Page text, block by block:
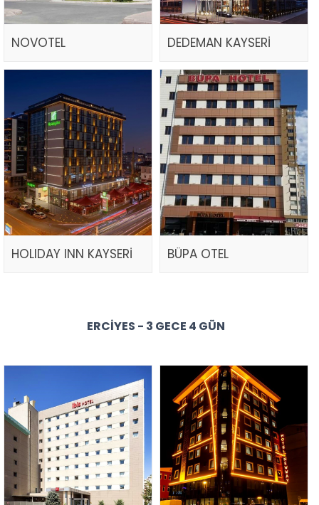
NOVOTEL DEDEMAN KAYSERİ
HOLIDAY INN KAYSERİ BÜPA OTEL
ERCIYES - 3 GECE 4 GÜN